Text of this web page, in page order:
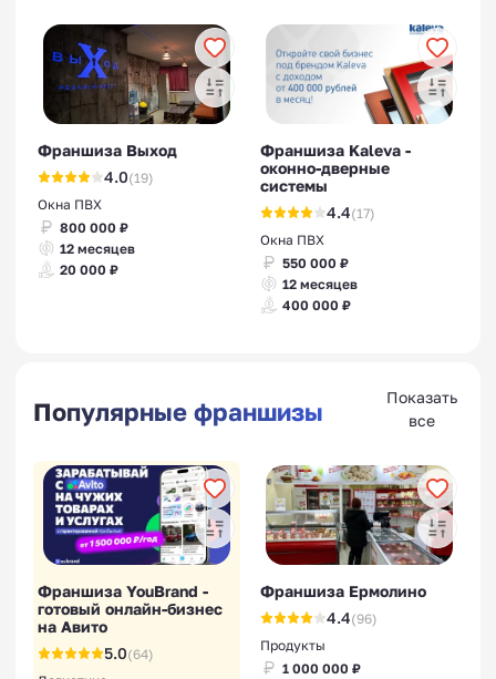
Франшиза Выход
4.0(19)
Окна ПВХ
800 000 ₽
12 месяцев
20 000 ₽
Франшиза Kaleva -
оконно-дверные
системы
4.4(17)
Окна ПВХ
550 000 ₽
12 месяцев
400 000 ₽
Популярные франшизы
Показать
все
Франшиза YouBrand -
готовый онлайн-бизнес
на Авито
5.0(64)
Франшиза Ермолино
4.4(96)
Продукты
1 000 000 ₽